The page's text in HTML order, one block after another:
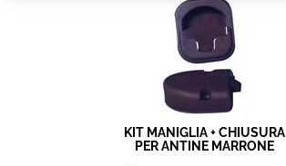
KIT MANIGLIA + CHIUSURA
PER ANTINE MARRONE